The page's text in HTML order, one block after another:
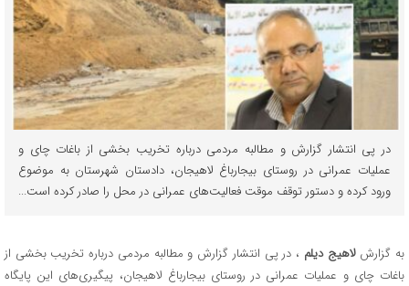
در پی انتشار گزارش و مطالبه مردمی درباره تخریب بخشی از باغات چای و
عملیات عمرانی در روستای بیجارباغ لاهیجان، دادستان شهرستان به موضوع
ورود کرده و دستور توقف موقت فعالیت‌های عمرانی در محل را صادر کرده است...
به گزارشلاهیج دیلم ، در پی انتشار گزارش و مطالبه مردمی درباره تخریب بخشی از
باغات چای و عملیات عمرانی در روستای بیجارباغ لاهیجان، پیگیری‌های این پایگاه